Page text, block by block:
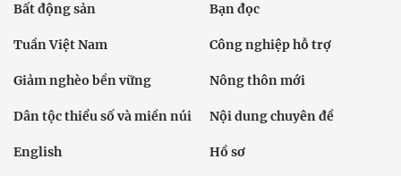
Bất động sản Bạn đọc
Tuần Việt Nam Công nghiệp hỗ trợ
Giảm nghèo bền vững Nông thôn mới
Dân tộc thiểu số và miền núi Nội dung chuyên đề
English Hồ sơ